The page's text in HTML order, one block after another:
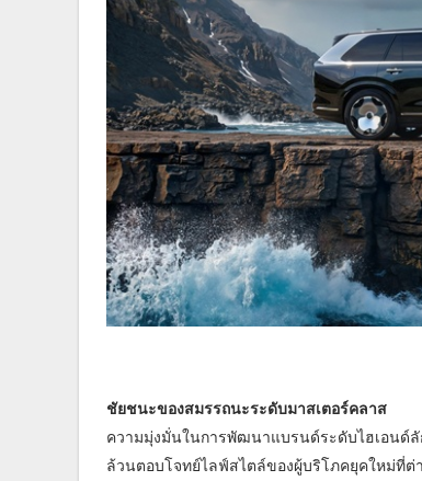
ชัยชนะของสมรรถนะระดับมาสเตอร์คลาส
ความมุ่งมั่นในการพัฒนาแบรนด์ระดับไฮเอนด์
ล้วนตอบโจทย์ไลฟ์สไตล์ของผู้บริโภคยุคใหม่ที่